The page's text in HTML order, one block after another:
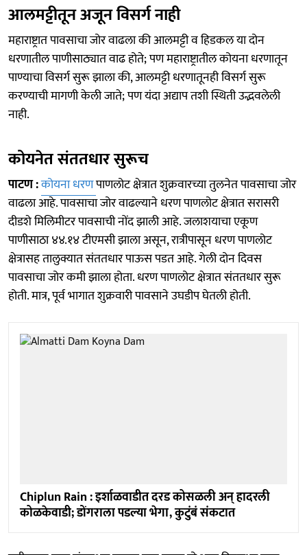
आलमट्टीतून अजून विसर्ग नाही
महाराष्ट्रात पावसाचा जोर वाढला की आलमट्टी व हिडकल या दोन
धरणातील पाणीसाठ्यात वाढ होते; पण महाराष्ट्रातील कोयना धरणातून
पाण्याचा विसर्ग सुरू झाला की, आलमट्टी धरणातूनही विसर्ग सुरू
करण्याची मागणी केली जाते; पण यंदा अद्याप तशी स्थिती उद्भवलेली
नाही.
कोयनेत संततधार सुरूच
पाटण :कोयना धरणपाणलोट क्षेत्रात शुक्रवारच्या तुलनेत पावसाचा जोर
वाढला आहे. पावसाचा जोर वाढल्याने धरण पाणलोट क्षेत्रात सरासरी
दीडशे मिलिमीटर पावसाची नोंद झाली आहे. जलाशयाचा एकूण
पाणीसाठा ४४.१४ टीएमसी झाला असून, रात्रीपासून धरण पाणलोट
क्षेत्रासह तालुक्यात संततधार पाऊस पडत आहे. गेली दोन दिवस
पावसाचा जोर कमी झाला होता. धरण पाणलोट क्षेत्रात संततधार सुरू
होती. मात्र, पूर्व भागात शुक्रवारी पावसाने उघडीप घेतली होती.
Chiplun Rain : इर्शाळवाडीत दरड कोसळली अन् हादरली
कोळकेवाडी; डोंगराला पडल्या भेगा, कुटुंबं संकटात